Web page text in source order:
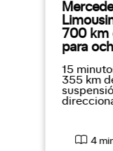
700 km
para
15
355 km
4